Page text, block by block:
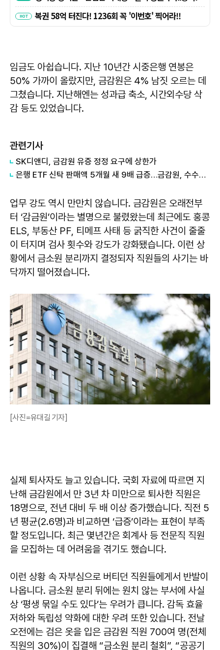
임금도 아쉽습니다. 지난 10년간 시중은행 연봉은
50% 가까이 올랐지만, 금감원은 4% 남짓 오르는 데
그쳤습니다. 지난해엔는 성과급 축소, 시간외수당 삭
감 등도 있었습니다.
관련기사
SK디앤디, 금감원 유증 정정 요구에 상한가
은행 ETF 신탁 판매액 5개월 새 9배 급증…금감원, 수수료 체계 손본다
업무 강도 역시 만만치 않습니다. 금감원은 오래전부
터 ‘감금원’이라는 별명으로 불렸왔는데 최근에도 홍콩
ELS, 부동산 PF, 티메프 사태 등 굵직한 사건이 줄줄
이 터지며 검사 횟수와 강도가 강화됐습니다. 이런 상
황에서 금소원 분리까지 결정되자 직원들의 사기는 바
닥까지 떨어졌습니다.
[사진=유대길 기자]
실제 퇴사자도 늘고 있습니다. 국회 자료에 따르면 지
난해 금감원에서 만 3년 차 미만으로 퇴사한 직원은
18명으로, 전년 대비 두 배 이상 증가했습니다. 직전 5
년 평균(2.6명)과 비교하면 ‘급증’이라는 표현이 부족
할 정도입니다. 최근 몇년간은 회계사 등 전문직 직원
을 모집하는 데 어려움을 겪기도 했습니다.
이런 상황 속 자부심으로 버티던 직원들에게서 반발이
나옵니다. 금소원 분리 뒤에는 원치 않는 부서에 사실
상 ‘평생 묶일 수도 있다’는 우려가 큽니다. 감독 효율
저하와 독립성 약화에 대한 우려 또한 있습니다. 전날
오전에는 검은 옷을 입은 금감원 직원 700여 명(전체
직원의 30%)이 집결해 “금소원 분리 철회”, “공공기